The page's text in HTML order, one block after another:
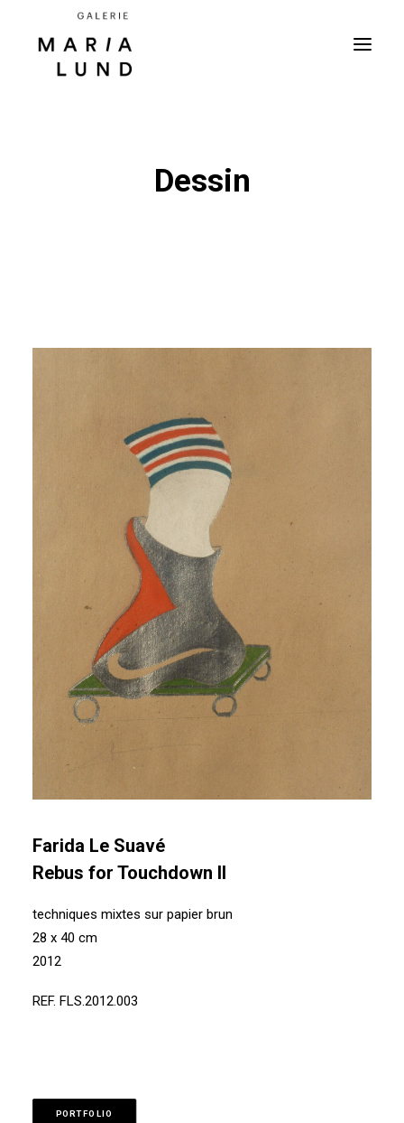
Dessin
Farida Le Suavé
Rebus for Touchdown II
techniques mixtes sur papier brun
28 x 40 cm
2012
REF. FLS.2012.003
PORTFOLIO